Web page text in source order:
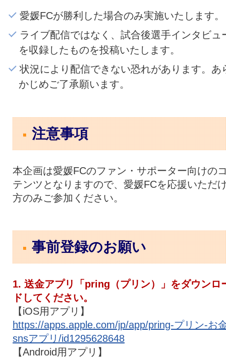
愛媛FCが勝利した場合のみ実施いたします。
ライブ配信ではなく、試合後選手インタビュ
を収録したものを投稿いたします。
状況により配信できない恐れがあります。あ
かじめご了承願います。
注意事項
本企画は愛媛FCのファン・サポーター向けの
テンツとなりますので、愛媛FCを応援いただ
方のみご参加ください。
事前登録のお願い
1. 送金アプリ「pring（プリン）」をダウンロ
ドしてください。
【iOS用アプリ】
https://apps.apple.com/jp/app/pring-プリン-お
snsアプリ/id1295628648
【Android用アプリ】